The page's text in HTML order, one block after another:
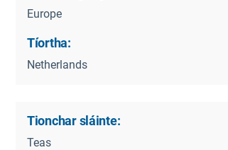
Europe
Tíortha:
Netherlands
Tionchar sláinte:
Teas